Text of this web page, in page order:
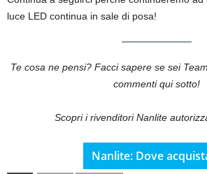
luce LED continua in sale di posa!
Te cosa ne pensi? Facci sapere se sei
commenti qui sotto!
Scopri i rivenditori Nanlite
Nanlite: Dove